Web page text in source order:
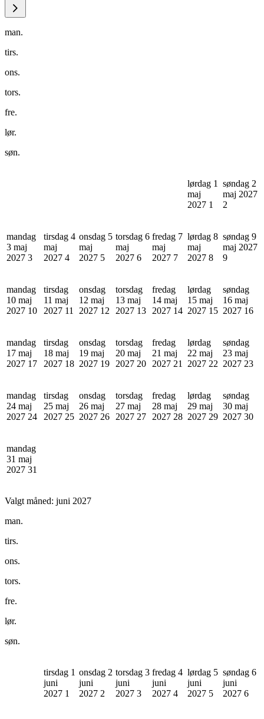
man.
tirs.
ons.
tors.
fre.
lør.
søn.
lørdag 1
maj
2027 1
søndag 2
maj 2027
2
mandag
3 maj
2027 3
tirsdag 4
maj
2027 4
onsdag 5
maj
2027 5
torsdag 6
maj
2027 6
fredag 7
maj
2027 7
lørdag 8
maj
2027 8
søndag 9
maj 2027
9
mandag
10 maj
2027 10
tirsdag
11 maj
2027 11
onsdag
12 maj
2027 12
torsdag
13 maj
2027 13
fredag
14 maj
2027 14
lørdag
15 maj
2027 15
søndag
16 maj
2027 16
mandag
17 maj
2027 17
tirsdag
18 maj
2027 18
onsdag
19 maj
2027 19
torsdag
20 maj
2027 20
fredag
21 maj
2027 21
lørdag
22 maj
2027 22
søndag
23 maj
2027 23
mandag
24 maj
2027 24
tirsdag
25 maj
2027 25
onsdag
26 maj
2027 26
torsdag
27 maj
2027 27
fredag
28 maj
2027 28
lørdag
29 maj
2027 29
søndag
30 maj
2027 30
mandag
31 maj
2027 31
Valgt måned: juni 2027
man.
tirs.
ons.
tors.
fre.
lør.
søn.
tirsdag 1
juni
2027 1
onsdag 2
juni
2027 2
torsdag 3
juni
2027 3
fredag 4
juni
2027 4
lørdag 5
juni
2027 5
søndag 6
juni
2027 6